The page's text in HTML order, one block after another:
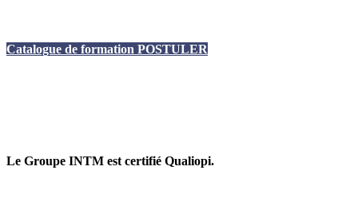
Catalogue de formation POSTULER
Le Groupe INTM est certifié Qualiopi.